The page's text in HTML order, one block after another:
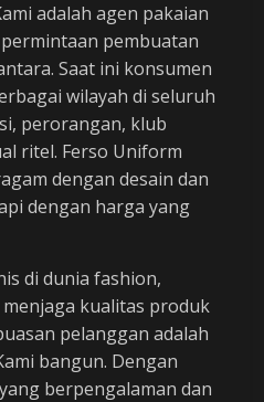
adalah agen pakaian
pembuatan
Saat ini konsumen
wilayah di seluruh
perorangan, klub
ritel. Ferso Uniform
dengan desain dan
dengan harga yang
di dunia fashion,
kualitas produk
pelanggan adalah
bangun. Dengan
berpengalaman dan